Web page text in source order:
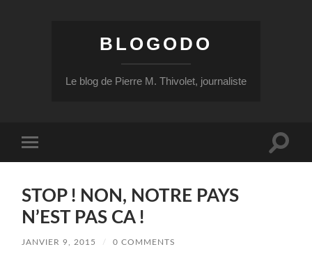
BLOGODO
Le blog de Pierre M. Thivolet, journaliste
mobile
Toggle
STOP ! NON, NOTRE PAYS
N’EST PAS CA !
JANVIER 9, 2015 / 0 COMMENTS